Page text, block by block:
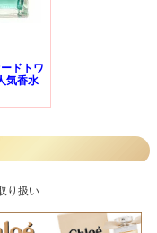
ドトワ
気香水
り扱い